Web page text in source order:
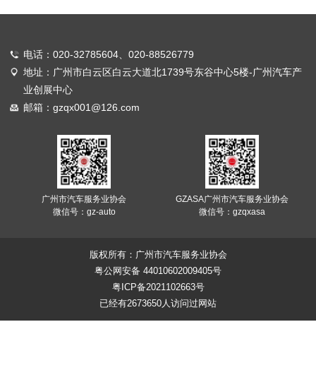
电话：020-32785604、020-88526779
地址：广州市白云区白云大道北1739号东谷中心5楼-广州汽车产
业创展中心
邮箱：gzqx001@126.com
广州市汽车服务业协会
微信号：gz-auto
GZASA广州市汽车服务业协会
微信号：gzqxasa
版权所有：广州市汽车服务业协会
粤公网安备 44010602009405号
粤ICP备2021102663号
已经有2673650人访问过网站